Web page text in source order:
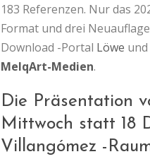
183 Referenzen. Nur das
Format und drei
Download -Portal Löwe
MelqArt-Medien.
Die Präsentation
Mittwoch statt 18
Villangómez -